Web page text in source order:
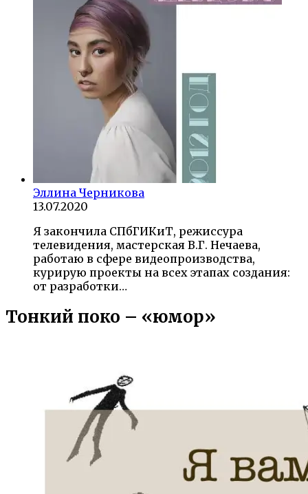
Эллина Черникова
13.07.2020
Я закончила СПбГИКиТ, режиссура
телевидения, мастерская В.Г. Нечаева,
работаю в сфере видеопроизводства,
курирую проекты на всех этапах создания:
от разработки…
Тонкий поко – «юмор»